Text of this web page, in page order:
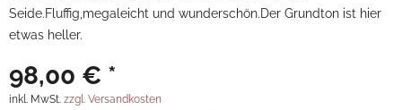
Seide.Fluffig,megaleicht und wunderschön.Der Grundton ist hier
etwas heller.
98,00 € *
inkl. MwSt. zzgl. Versandkosten